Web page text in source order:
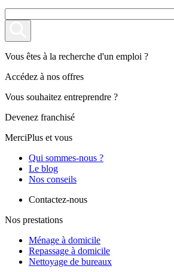
Vous êtes à la recherche d'un emploi ?
Accédez à nos offres
Vous souhaitez entreprendre ?
Devenez franchisé
MerciPlus et vous
Qui sommes-nous ?
Le blog
Nos conseils
Contactez-nous
Nos prestations
Ménage à domicile
Repassage à domicile
Nettoyage de bureaux